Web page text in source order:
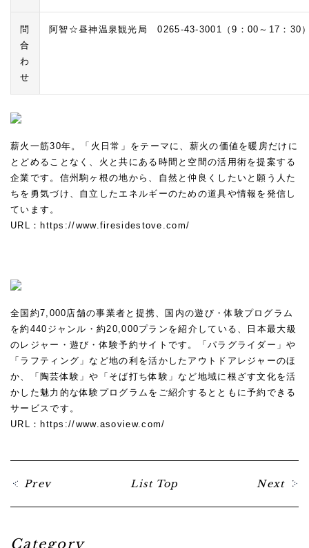
問
合
わ
せ
阿智☆昼神温泉観光局 0265-43-3001（9：00～17：30
薪火一筋30年。「火日常」をテーマに、薪火の価値を暖房だけに
とどめることなく、火と共にある時間と空間の活用術を提案する
企業です。信州駒ヶ根の地から、自然と仲良くしたいと願う人た
ちを勇気づけ、自立したエネルギーのための道具や情報を発信し
ています。
URL： https://www.firesidestove.com/
全国約7,000店舗の事業者と提携、国内の遊び・体験プログラム
を約440ジャンル・約20,000プランを紹介している、日本最大級
のレジャー・遊び・体験予約サイトです。「パラグライダー」や
「ラフティング」など地の利を活かしたアウトドアレジャーのほ
か、「陶芸体験」や「そば打ち体験」など地域に根ざす文化を活
かした魅力的な体験プログラムをご紹介するとともに予約できる
サービスです。
URL：https://www.asoview.com/
Prev List Top Next
Category